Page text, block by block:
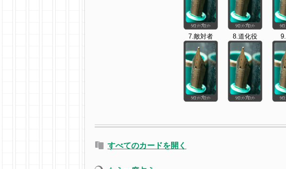
7.敵対者 8.道化役
すべてのカードを開く